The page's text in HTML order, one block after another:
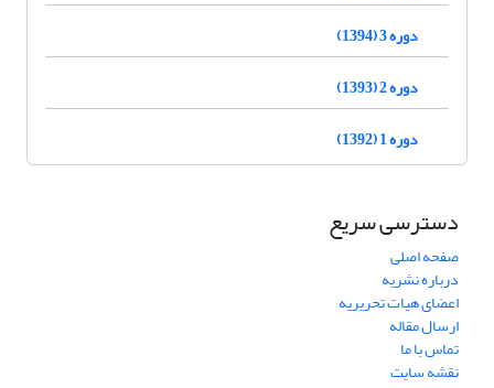
دوره 3 (1394)
دوره 2 (1393)
دوره 1 (1392)
دسترسی سریع
صفحه اصلی
درباره نشریه
اعضای هیات تحریریه
ارسال مقاله
تماس با ما
نقشه سایت